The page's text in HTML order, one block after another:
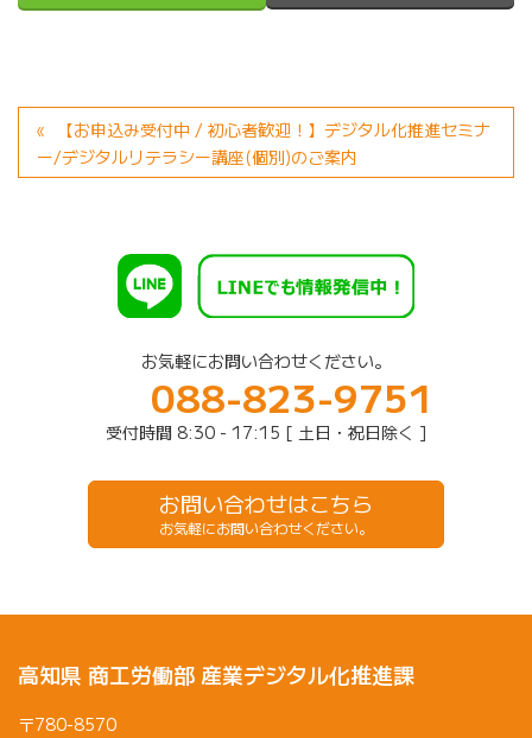
【お申込み受付中 / 初心者歓迎！】デジタル化推進セミナ
ー/デジタルリテラシー講座(個別)のご案内
お気軽にお問い合わせください。
088-823-9751
受付時間 8:30 - 17:15 [ 土日・祝日除く ]
お問い合わせはこちら
お気軽にお問い合わせください。
高知県 商工労働部 産業デジタル化推進課
〒780-8570